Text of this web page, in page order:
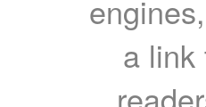
a link